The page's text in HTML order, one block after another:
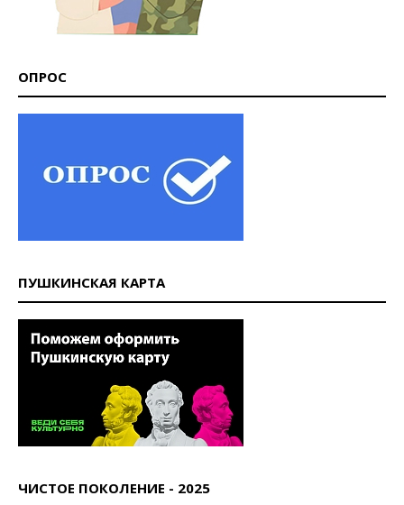
ОПРОС
ПУШКИНСКАЯ КАРТА
ЧИСТОЕ ПОКОЛЕНИЕ - 2025